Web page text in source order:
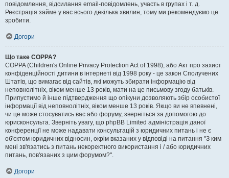
повідомлення, відсилання email-повідомлень, участь в групах і т. д.
Реєстрація займе у вас всього декілька хвилин, тому ми рекомендуємо це
зробити.
Догори
Що таке COPPA?
COPPA (Children's Online Privacy Protection Act of 1998), або Акт про захист
конфіденційності дитини в інтернеті від 1998 року - це закон Сполучених
Штатів, що вимагає від сайтів, які можуть збирати інформацію від
неповнолітніх, віком менше 13 років, мати на це письмову згоду батьків.
Припустимо й інше підтвердження що опікуни дозволяють збір особистої
інформації від неповнолітніх, віком менше 13 років. Якщо ви не впевнені,
чи це може стосуватись вас або форуму, зверніться за допомогою до
юрисконсульта. Зверніть увагу, що phpBB Limited адміністрація даної
конференції не може надавати консультацій з юридичних питань і не є
об'єктом юридичних відносин, окрім вказаних у відповіді на питання "З ким
мені зв'язатись з питань некоректного використання і / або юридичних
питань, пов'язаних з цим форумом?".
Догори